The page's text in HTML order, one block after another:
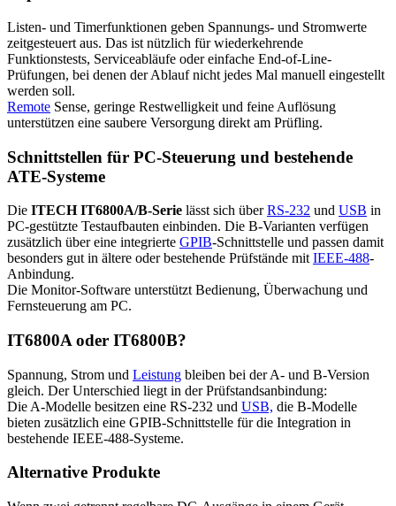
Listen- und Timerfunktionen geben Spannungs- und Stromwerte
zeitgesteuert aus. Das ist nützlich für wiederkehrende
Funktionstests, Serviceabläufe oder einfache End-of-Line-
Prüfungen, bei denen der Ablauf nicht jedes Mal manuell eingestellt
werden soll.
Remote Sense, geringe Restwelligkeit und feine Auflösung
unterstützen eine saubere Versorgung direkt am Prüfling.
Schnittstellen für PC-Steuerung und bestehende
ATE-Systeme
Die ITECH IT6800A/B-Serie lässt sich überRS-232 und USB in
PC-gestützte Testaufbauten einbinden. Die B-Varianten verfügen
zusätzlich über eine integrierte GPIB-Schnittstelle und passen damit
besonders gut in ältere oder bestehende Prüfstände mit IEEE-488-
Anbindung.
Die Monitor-Software unterstützt Bedienung, Überwachung und
Fernsteuerung am PC.
IT6800A oder IT6800B?
Spannung, Strom und Leistung bleiben bei der A- und B-Version
gleich. Der Unterschied liegt in der Prüfstandsanbindung:
Die A-Modelle besitzen eine RS-232 und USB, die B-Modelle
bieten zusätzlich eine GPIB-Schnittstelle für die Integration in
bestehende IEEE-488-Systeme.
Alternative Produkte